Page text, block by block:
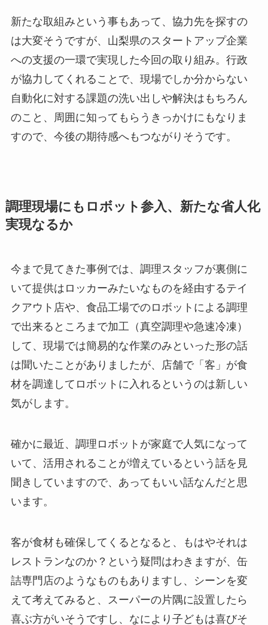
新たな取組みという事もあって、協力先を探すの
は大変そうですが、山梨県のスタートアップ企業
への支援の一環で実現した今回の取り組み。行政
が協力してくれることで、現場でしか分からない
自動化に対する課題の洗い出しや解決はもちろん
のこと、周囲に知ってもらうきっかけにもなりま
すので、今後の期待感へもつながりそうです。
調理現場にもロボット参入、新たな省人化
実現なるか
今まで見てきた事例では、調理スタッフが裏側に
いて提供はロッカーみたいなものを経由するテイ
クアウト店や、食品工場でのロボットによる調理
で出来るところまで加工（真空調理や急速冷凍）
して、現場では簡易的な作業のみといった形の話
は聞いたことがありましたが、店舗で「客」が食
材を調達してロボットに入れるというのは新しい
気がします。
確かに最近、調理ロボットが家庭で人気になって
いて、活用されることが増えているという話を見
聞きしていますので、あってもいい話なんだと思
います。
客が食材も確保してくるとなると、もはやそれは
レストランなのか？という疑問はわきますが、缶
詰専門店のようなものもありますし、シーンを変
えて考えてみると、スーパーの片隅に設置したら
喜ぶ方がいそうですし、なにより子どもは喜びそ